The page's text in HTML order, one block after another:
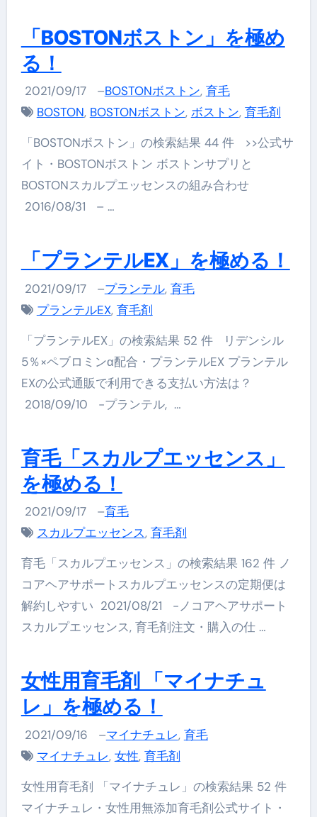
「BOSTONボストン」を極め
る！
2021/09/17 –BOSTONボストン, 育毛
BOSTON, BOSTONボストン, ボストン, 育毛剤
「BOSTONボストン」の検索結果 44 件 >>公式サ
イト・BOSTONボストン ボストンサプリと
BOSTONスカルプエッセンスの組み合わせ
2016/08/31 – …
「プランテルEX」を極める！
2021/09/17 –プランテル, 育毛
プランテルEX, 育毛剤
「プランテルEX」の検索結果 52 件 リデンシル
5％×ペブロミンα配合・プランテルEX プランテル
EXの公式通販で利用できる支払い方法は？
2018/09/10 -プランテル, …
育毛「スカルプエッセンス」
を極める！
2021/09/17 –育毛
スカルプエッセンス, 育毛剤
育毛「スカルプエッセンス」の検索結果 162 件 ノ
コアヘアサポートスカルプエッセンスの定期便は
解約しやすい 2021/08/21 -ノコアヘアサポート
スカルプエッセンス, 育毛剤注文・購入の仕 …
女性用育毛剤 「マイナチュ
レ」を極める！
2021/09/16 –マイナチュレ, 育毛
マイナチュレ, 女性, 育毛剤
女性用育毛剤 「マイナチュレ」の検索結果 52 件
マイナチュレ・女性用無添加育毛剤公式サイト・